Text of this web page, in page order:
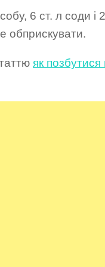
6 ст. л соди і
обприскувати.
як позбутися